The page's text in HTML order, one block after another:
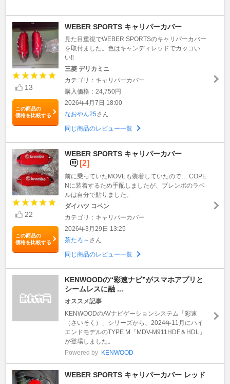
13
この商品の
価格を比較する
WEBER SPORTS キャリパーカバー
見た目重視でWEBER SPORTSのキャリパーカバー
を取付ました。色はキャンディレッドでカッコい
い‼️
三菱 デリカミニ
カテゴリ：キャリパーカバー
購入価格：24,750円
2026年4月7日 18:00
なおやん25さん
同じ商品のレビュー一覧
22
この商品の
価格を比較する
WEBER SPORTS キャリパーカバー
[2]
前に乗っていたMOVEも装着していたので… COPE
Nに装着するため手配しましたが、ブレンボのラベ
ルは自分で貼りました。
ダイハツ コペン
カテゴリ：キャリパーカバー
2026年3月29日 13:25
茶たろ～ さん
同じ商品のレビュー一覧
KENWOODの“彩速ナビ”がスマホアプリと
シームレスに融 ...
オススメ記事
KENWOODのAVナビゲーションシステム「彩速
（さいそく）」シリーズから、2024年11月にハイ
エンドモデルのTYPE M「MDV-M911HDF＆HDL」
が登場しました。
Powered by KENWOOD
WEBER SPORTS キャリパーカバー レッド